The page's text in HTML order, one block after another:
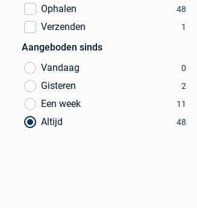
Ophalen
48
Verzenden 1
Aangeboden sinds
Vandaag
0
Gisteren 2
Een week 11
Altijd 48